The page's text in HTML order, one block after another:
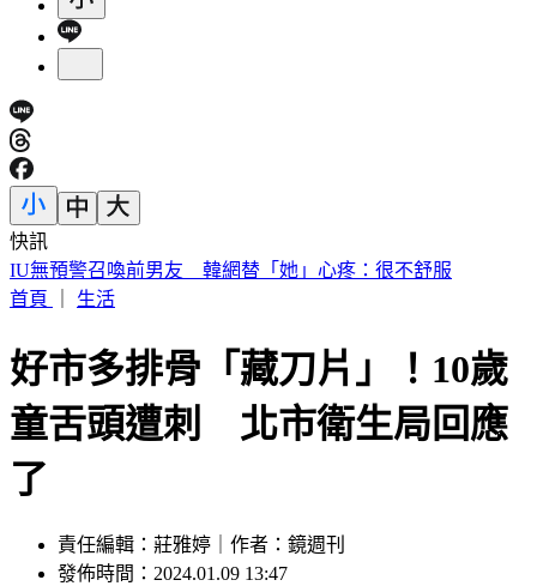
快訊
中國出入境新規將上路 陸委會曝「這類人」最危險
首頁
生活
好市多排骨「藏刀片」！10歲
童舌頭遭刺 北市衛生局回應
了
責任編輯：莊雅婷｜作者：鏡週刊
發佈時間：2024.01.09 13:47